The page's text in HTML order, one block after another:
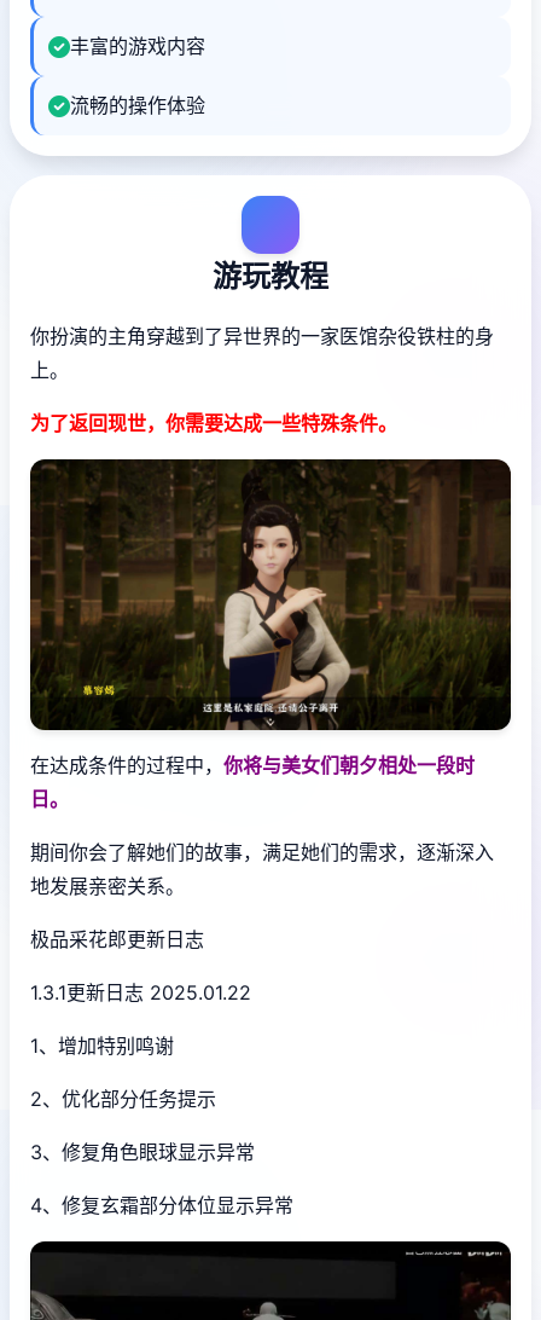
丰富的游戏内容
流畅的操作体验
游玩教程
你扮演的主角穿越到了异世界的一家医馆杂役铁柱的身
上。
为了返回现世，你需要达成一些特殊条件。
在达成条件的过程中， 你将与美女们朝夕相处一段时
日。
期间你会了解她们的故事，满足她们的需求，逐渐深入
地发展亲密关系。
极品采花郎更新日志
1.3.1更新日志 2025.01.22
1、增加特别鸣谢
2、优化部分任务提示
3、修复角色眼球显示异常
4、修复玄霜部分体位显示异常